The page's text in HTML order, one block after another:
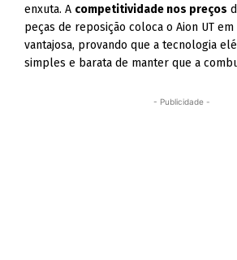
enxuta. A competitividade nos preços
peças de reposição coloca o Aion UT em
vantajosa, provando que a tecnologia
simples e barata de manter que a
- Publicidade -